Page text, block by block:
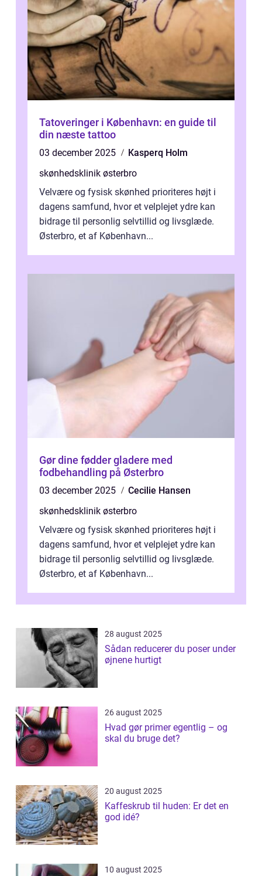
Tatoveringer i København: en guide til
din næste tattoo
03 december 2025
Kasperq Holm
skønhedsklinik østerbro
Velvære og fysisk skønhed prioriteres højt i
dagens samfund, hvor et velplejet ydre kan
bidrage til personlig selvtillid og livsglæde.
Østerbro, et af København...
Gør dine fødder gladere med
fodbehandling på Østerbro
03 december 2025
Cecilie Hansen
skønhedsklinik østerbro
Velvære og fysisk skønhed prioriteres højt i
dagens samfund, hvor et velplejet ydre kan
bidrage til personlig selvtillid og livsglæde.
Østerbro, et af København...
28 august 2025
Sådan reducerer du poser under
øjnene hurtigt
26 august 2025
Hvad gør primer egentlig – og
skal du bruge det?
20 august 2025
Kaffeskrub til huden: Er det en
god idé?
10 august 2025